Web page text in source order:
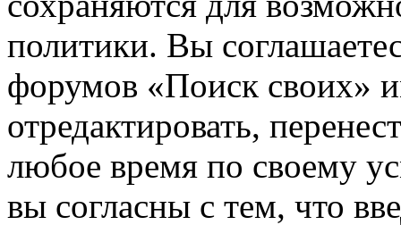
политики. Вы
форумов «Поиск своих»
отредактировать,
любое время по своему
вы согласны с тем, что